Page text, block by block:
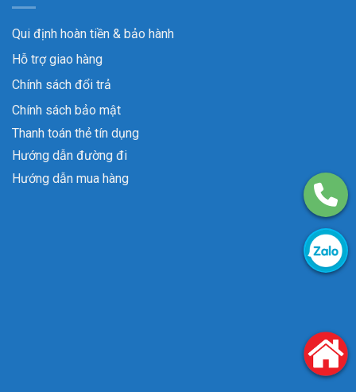
Qui định hoàn tiền & bảo hành
Hỗ trợ giao hàng
Chính sách đổi trả
Chính sách bảo mật
Thanh toán thẻ tín dụng
Hướng dẫn đường đi
Hướng dẫn mua hàng